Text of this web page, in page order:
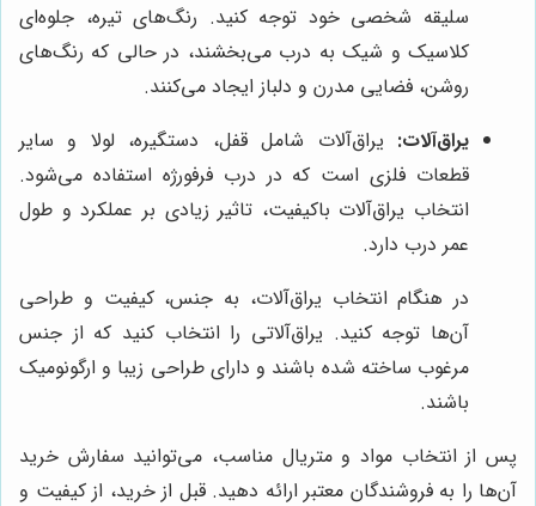
سلیقه شخصی خود توجه کنید. رنگ‌های تیره، جلوه‌ای
کلاسیک و شیک به درب می‌بخشند، در حالی که رنگ‌های
روشن، فضایی مدرن و دلباز ایجاد می‌کنند.
یراق‌آلات: یراق‌آلات شامل قفل، دستگیره، لولا و سایر
قطعات فلزی است که در درب فرفورژه استفاده می‌شود.
انتخاب یراق‌آلات باکیفیت، تاثیر زیادی بر عملکرد و طول
عمر درب دارد.
در هنگام انتخاب یراق‌آلات، به جنس، کیفیت و طراحی
آن‌ها توجه کنید. یراق‌آلاتی را انتخاب کنید که از جنس
مرغوب ساخته شده باشند و دارای طراحی زیبا و ارگونومیک
باشند.
پس از انتخاب مواد و متریال مناسب، می‌توانید سفارش خرید
آن‌ها را به فروشندگان معتبر ارائه دهید. قبل از خرید، از کیفیت و